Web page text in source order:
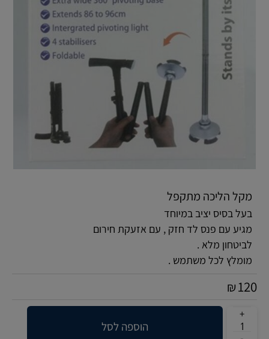
מקל הליכה מתקפל
בעל בסיס יציב במיוחד
מגיע עם פנס לד חזק , עם אזעקת חירום
לביטחון מלא .
מומלץ לכל משתמש .
₪120
הוספה לסל